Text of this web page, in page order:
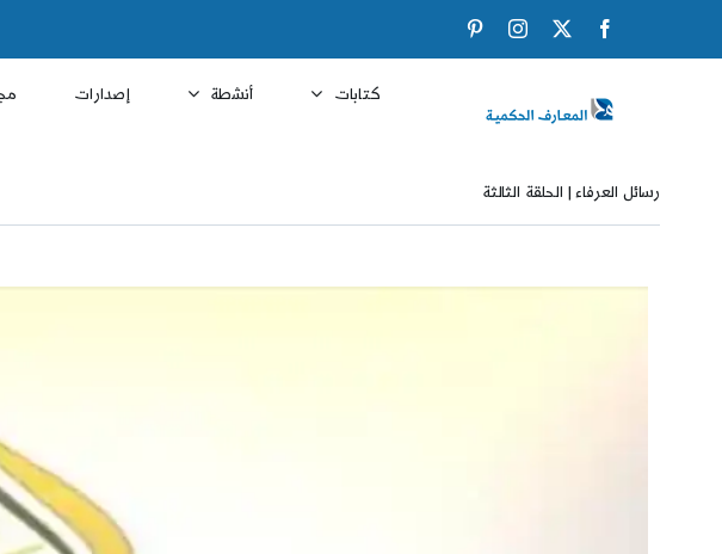
Facebook
X
Instagram
كتابات أنشطة إصدارات
رسائل العرفاء | الحلقة الثالثة